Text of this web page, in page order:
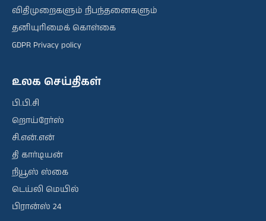
விதிமுறைகளும் நிபந்தனைகளும்
தனியுரிமைக் கொள்கை
GDPR Privacy policy
உலக செய்திகள்
பி.பி.சி
றொய்ரேர்ஸ்
சி.என்.என்
தி கார்டியன்
நியூஸ் ஸ்கை
டெய்லி மெயில்
பிரான்ஸ் 24